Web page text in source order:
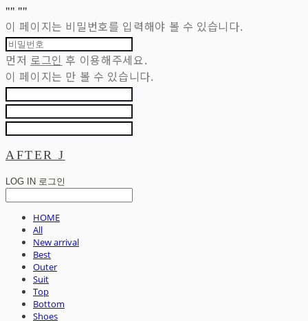
"" ""
이 페이지는 비밀번호를 입력해야 볼 수 있습니다.
먼저 로그인 후 이용해주세요.
이 페이지는 만 볼 수 있습니다.
AFTER J
LOG IN 로그인
HOME
All
New arrival
Best
Outer
Suit
Top
Bottom
Shoes